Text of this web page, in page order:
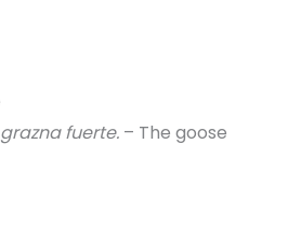
fuerte.– The goose